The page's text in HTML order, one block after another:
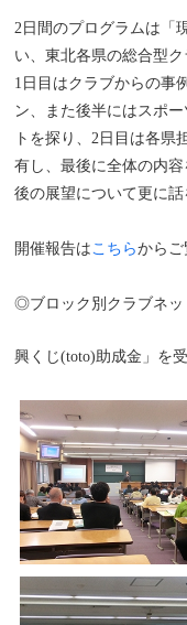
2日間のプログラムは「
い、東北各県の総合型ク
1日目はクラブからの事
ン、また後半にはスポ
トを探り、2日目は各県
有し、最後に全体の内
後の展望について更に話
開催報告はこちらからご
◎ブロック別クラブネッ
興くじ(toto)助成金」を